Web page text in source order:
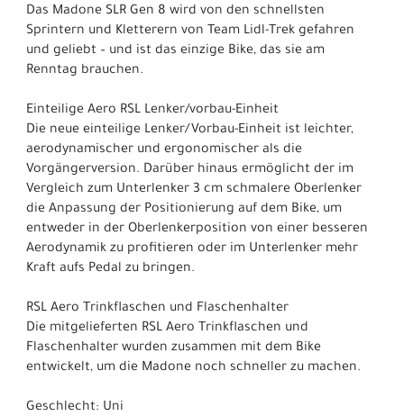
Das Madone SLR Gen 8 wird von den schnellsten
Sprintern und Kletterern von Team Lidl-Trek gefahren
und geliebt – und ist das einzige Bike, das sie am
Renntag brauchen.
Einteilige Aero RSL Lenker/vorbau-Einheit
Die neue einteilige Lenker/Vorbau-Einheit ist leichter,
aerodynamischer und ergonomischer als die
Vorgängerversion. Darüber hinaus ermöglicht der im
Vergleich zum Unterlenker 3 cm schmalere Oberlenker
die Anpassung der Positionierung auf dem Bike, um
entweder in der Oberlenkerposition von einer besseren
Aerodynamik zu profitieren oder im Unterlenker mehr
Kraft aufs Pedal zu bringen.
RSL Aero Trinkflaschen und Flaschenhalter
Die mitgelieferten RSL Aero Trinkflaschen und
Flaschenhalter wurden zusammen mit dem Bike
entwickelt, um die Madone noch schneller zu machen.
Geschlecht: Uni